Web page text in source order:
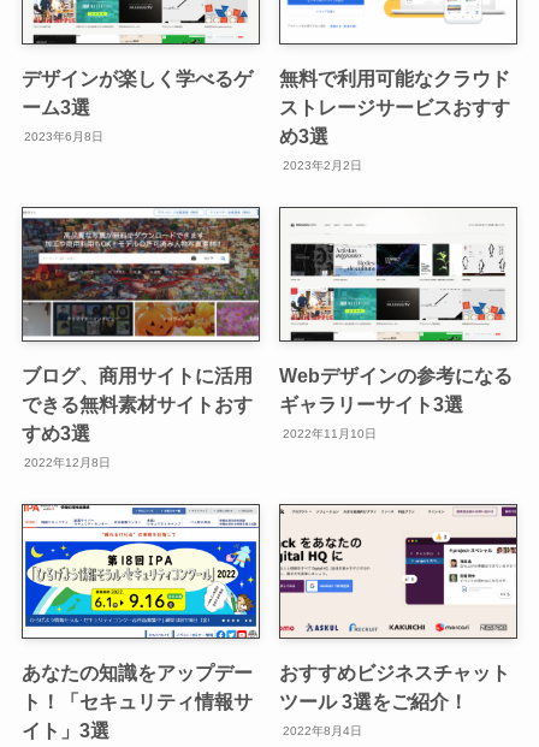
デザインが楽しく学べるゲ
ーム3選
2023年6月8日
無料で利用可能なクラウド
ストレージサービスおすす
め3選
2023年2月2日
ブログ、商用サイトに活用
できる無料素材サイトおす
すめ3選
2022年12月8日
Webデザインの参考になる
ギャラリーサイト3選
2022年11月10日
あなたの知識をアップデー
ト！「セキュリティ情報サ
イト」3選
おすすめビジネスチャット
ツール 3選をご紹介！
2022年8月4日